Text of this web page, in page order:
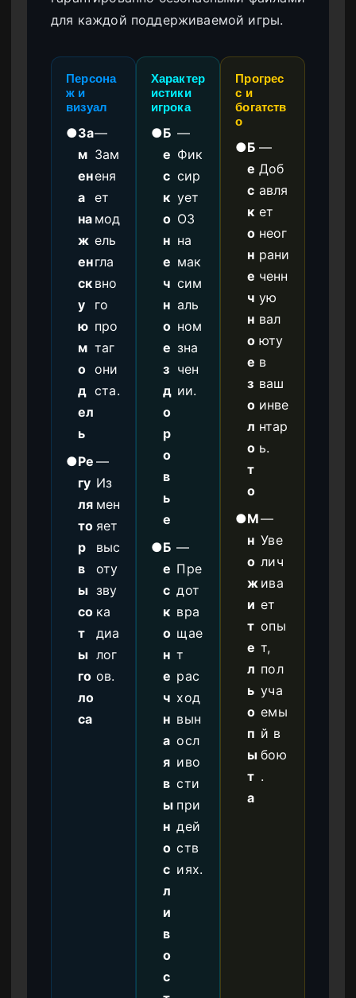
для каждой поддерживаемой игры.
Персона
ж и
визуал
●За
м
ен
а
на
ж
ен
ск
у
ю
м
о
д
ел
ь
—
Зам
еня
ет
мод
ель
гла
вно
го
про
таг
они
ста.
●Ре
гу
ля
то
р
в
ы
со
т
ы
го
ло
са
—
Из
мен
яет
выс
оту
зву
ка
диа
лог
ов.
Характер
истики
игрока
●Б
е
с
к
о
н
е
ч
н
о
е
з
д
о
р
о
в
ь
е
—
Фик
сир
ует
ОЗ
на
мак
сим
аль
ном
зна
чен
ии.
●Б
е
с
к
о
н
е
ч
н
а
я
в
ы
н
о
с
л
и
в
о
с
—
Пре
дот
вра
щае
т
рас
ход
вын
осл
иво
сти
при
дей
ств
иях.
Прогрес
с и
богатств
о
●Б
е
с
к
о
н
е
ч
н
о
е
з
о
л
о
т
о
—
Доб
авля
ет
неог
рани
ченн
ую
вал
юту
в
ваш
инве
нтар
ь.
●М
н
о
ж
и
т
е
л
ь
о
п
ы
т
а
—
Уве
лич
ива
ет
опы
т,
пол
уча
емы
й в
бою
.